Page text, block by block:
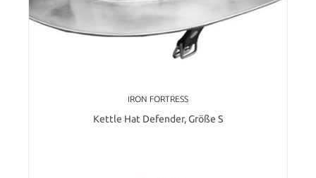
IRON FORTRESS
Kettle Hat Defender, Größe S